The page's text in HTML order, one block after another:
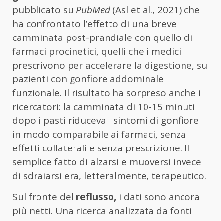
pubblicato su PubMed(Asl et al., 2021) che
ha confrontato l’effetto di una breve
camminata post-prandiale con quello di
farmaci procinetici, quelli che i medici
prescrivono per accelerare la digestione, su
pazienti con gonfiore addominale
funzionale. Il risultato ha sorpreso anche i
ricercatori: la camminata di 10-15 minuti
dopo i pasti riduceva i sintomi di gonfiore
in modo comparabile ai farmaci, senza
effetti collaterali e senza prescrizione. Il
semplice fatto di alzarsi e muoversi invece
di sdraiarsi era, letteralmente, terapeutico.
Sul fronte del reflusso, i dati sono ancora
più netti. Una ricerca analizzata da fonti